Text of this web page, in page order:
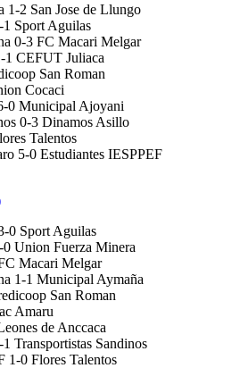
1-2 San Jose de Llungo
Sport Aguilas
0-3 FC Macari Melgar
1 CEFUT Juliaca
San Roman
Cocaci
0 Municipal Ajoyani
0-3 Dinamos Asillo
Talentos
5-0 Estudiantes IESPPEF
0 Sport Aguilas
Union Fuerza Minera
Macari Melgar
1-1 Municipal Aymaña
San Roman
Amaru
de Anccaca
Transportistas Sandinos
1-0 Flores Talentos